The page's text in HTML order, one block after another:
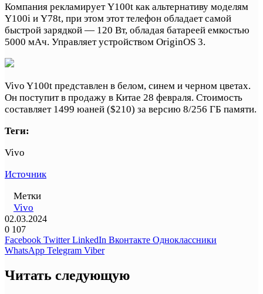
Компания рекламирует Y100t как альтернативу моделям
Y100i и Y78t, при этом этот телефон обладает самой
быстрой зарядкой — 120 Вт, обладая батареей емкостью
5000 мАч. Управляет устройством OriginOS 3.
Vivo Y100t представлен в белом, синем и черном цветах.
Он поступит в продажу в Китае 28 февраля. Стоимость
составляет 1499 юаней ($210) за версию 8/256 ГБ памяти.
Теги:
Vivo
Источник
Метки
Vivo
02.03.2024
0 107
Facebook Twitter LinkedIn Вконтакте Одноклассники
WhatsApp Telegram Viber
Читать следующую